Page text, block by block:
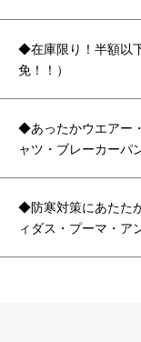
◆在庫限り！半額以
免！！）
◆あったかウエアー
ャツ・ブレーカーパ
◆防寒対策にあたた
ィダス・プーマ・ア